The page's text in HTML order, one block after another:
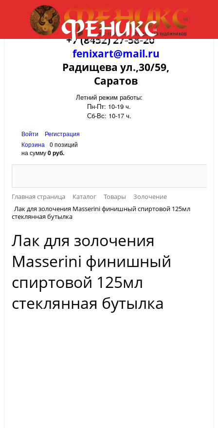
+7 (8452) 27-58-20
fenixart@mail.ru
Радищева ул.,30/59,
Саратов
Летний режим работы:
Пн-Пт: 10-19 ч.
Сб-Вс: 10-17 ч.
Войти
Регистрация
Корзина
0 позиций
на сумму0 руб.
Главная страница Каталог Товары
Золочение
Лак для золочения Masserini финишный спиртовой 125мл
стеклянная бутылка
Лак для золочения
Masserini финишный
спиртовой 125мл
стеклянная бутылка